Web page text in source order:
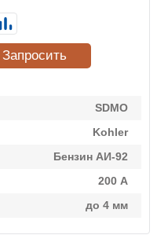
SDMO
Kohler
Бензин АИ-92
200 А
до 4 мм
Запросить